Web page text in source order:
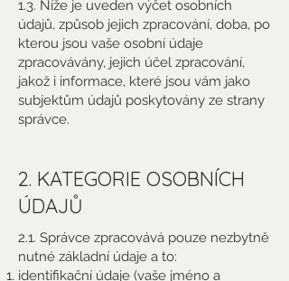
1.3. Níže je uveden výčet osobních
údajů, způsob jejich zpracování, doba, po
kterou jsou vaše osobní údaje
zpracovávány, jejich účel zpracování,
jakož i informace, které jsou vám jako
subjektům údajů poskytovány ze strany
správce.
2. KATEGORIE OSOBNÍCH
ÚDAJŮ
2.1. Správce zpracovává pouze nezbytně
nutné základní údaje a to:
identifikační údaje (vaše jméno a